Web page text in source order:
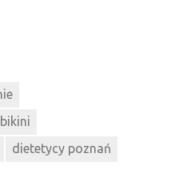
dietetycy poznań